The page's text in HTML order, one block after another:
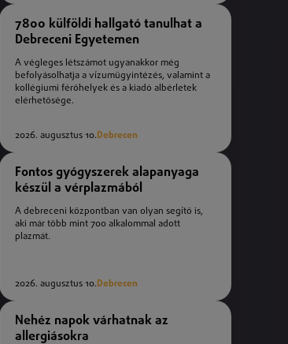
7800 külföldi hallgató tanulhat a
Debreceni Egyetemen
A végleges létszámot ugyanakkor még
befolyásolhatja a vízumügyintézés, valamint a
kollégiumi férőhelyek és a kiadó albérletek
elérhetősége.
2026. augusztus 10.Debrecen
Fontos gyógyszerek alapanyaga
készül a vérplazmából
A debreceni központban van olyan segítő is,
aki már több mint 700 alkalommal adott
plazmát.
2026. augusztus 10.Debrecen
Nehéz napok várhatnak az
allergiásokra